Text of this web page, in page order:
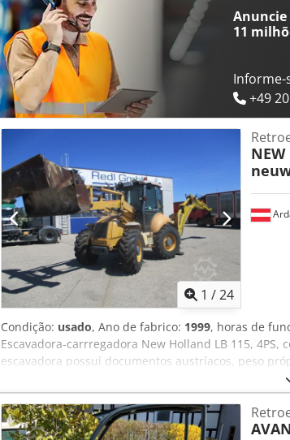
dianteiros (luz baixa do lado direito) Luz de
informações = Ano do modelo: 2026 Tipo de tração:
Dimensões (C x L x A): 565 x 235 x 361 cm Chjdszqdt
Anuncie
11
Informe-
+49
1 /24
Condição: usado, Ano de fabrico: 1999, horas de
Escavadora-carrregadora New Holland LB 115,
escavadora possui documentos austríacos, peso
Ivelina Redl (russo, búlgaro, sérvio, inglês, alemão),
reservados! Cjdezp Sy Eepfx Ac Ujha Atenção: O
16.08.2026 devido a um período de férias. A partir
disponíveis para o atender!